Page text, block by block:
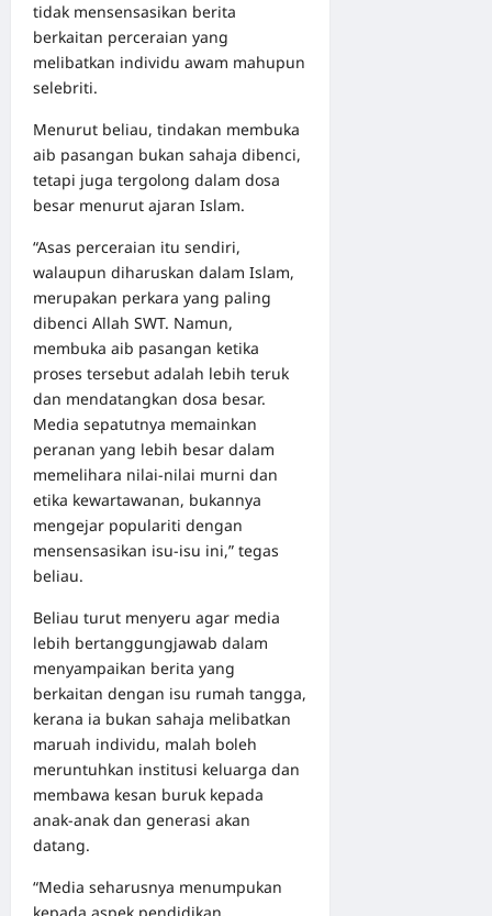
tidak mensensasikan berita
berkaitan perceraian yang
melibatkan individu awam mahupun
selebriti.
Menurut beliau, tindakan membuka
aib pasangan bukan sahaja dibenci,
tetapi juga tergolong dalam dosa
besar menurut ajaran Islam.
“Asas perceraian itu sendiri,
walaupun diharuskan dalam Islam,
merupakan perkara yang paling
dibenci Allah SWT. Namun,
membuka aib pasangan ketika
proses tersebut adalah lebih teruk
dan mendatangkan dosa besar.
Media sepatutnya memainkan
peranan yang lebih besar dalam
memelihara nilai-nilai murni dan
etika kewartawanan, bukannya
mengejar populariti dengan
mensensasikan isu-isu ini,” tegas
beliau.
Beliau turut menyeru agar media
lebih bertanggungjawab dalam
menyampaikan berita yang
berkaitan dengan isu rumah tangga,
kerana ia bukan sahaja melibatkan
maruah individu, malah boleh
meruntuhkan institusi keluarga dan
membawa kesan buruk kepada
anak-anak dan generasi akan
datang.
“Media seharusnya menumpukan